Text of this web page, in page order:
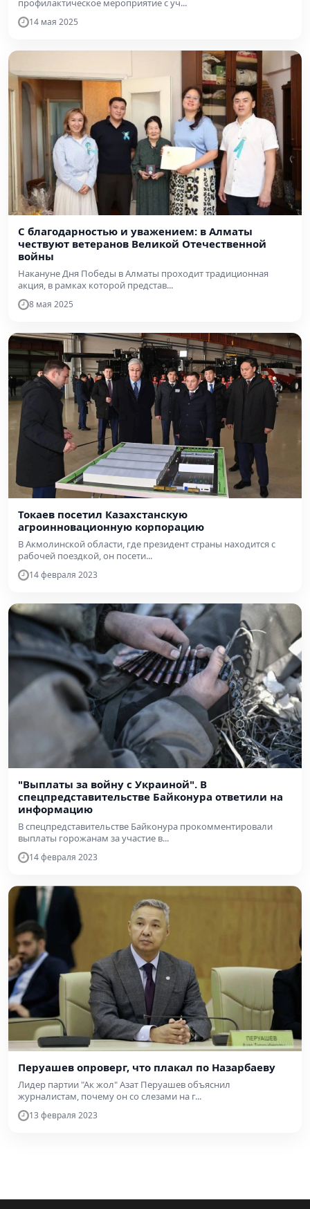
профилактическое мероприятие с уч...
14 мая 2025
С благодарностью и уважением: в Алматы
чествуют ветеранов Великой Отечественной
войны
Накануне Дня Победы в Алматы проходит традиционная
акция, в рамках которой представ...
8 мая 2025
Токаев посетил Казахстанскую
агроинновационную корпорацию
В Акмолинской области, где президент страны находится с
рабочей поездкой, он посети...
14 февраля 2023
"Выплаты за войну с Украиной". В
спецпредставительстве Байконура ответили на
информацию
В спецпредставительстве Байконура прокомментировали
выплаты горожанам за участие в...
14 февраля 2023
Перуашев опроверг, что плакал по Назарбаеву
Лидер партии "Ак жол" Азат Перуашев объяснил
журналистам, почему он со слезами на г...
13 февраля 2023